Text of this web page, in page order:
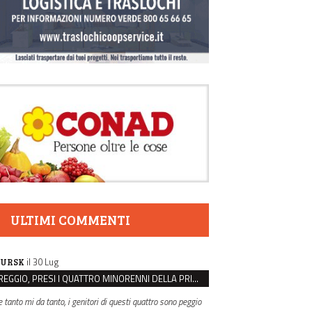
ULTIMI COMMENTI
il 30 Lug
REGGIO, PRESI I QUATTRO MINORENNI DELLA PRIMA RAPINA ALLA FARMACIA DI COVIOLO
tanto mi da tanto, i genitori di questi quattro sono peggio